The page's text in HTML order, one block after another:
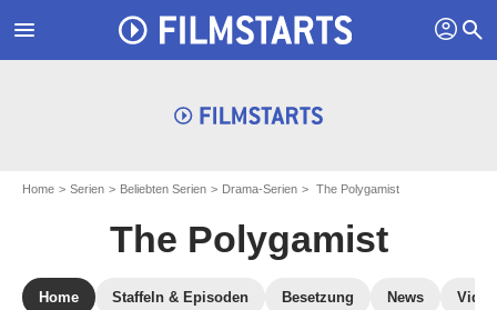
menu profil search
Home Serien Beliebten Serien Drama-Serien The Polygamist
The Polygamist
Home Staffeln & Episoden Besetzung News